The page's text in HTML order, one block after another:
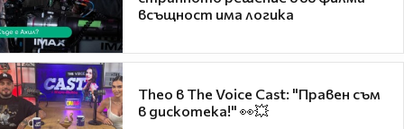
всъщност има логика
Theo в The Voice Cast: "Правен съм
в дискотека!" 👀💥